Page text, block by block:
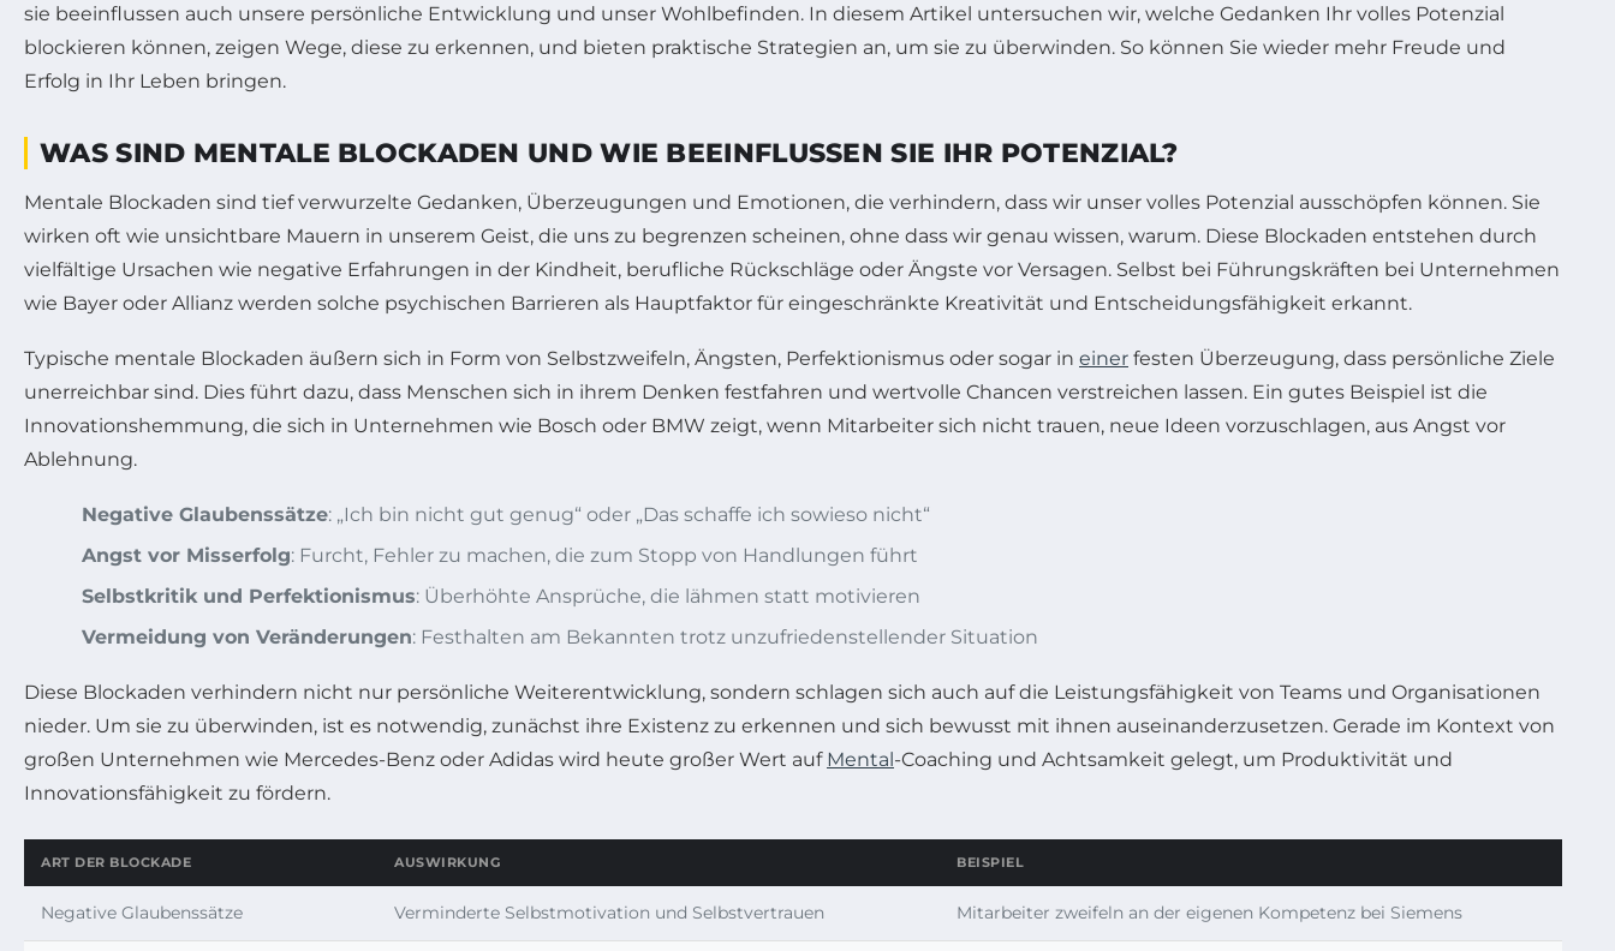
sie beeinflussen auch unsere persönliche Entwicklung und unser Wohlbefinden. In diesem Artikel untersuchen wir, welche Gedanken Ihr volles Potenzial
blockieren können, zeigen Wege, diese zu erkennen, und bieten praktische Strategien an, um sie zu überwinden. So können Sie wieder mehr Freude und
Erfolg in Ihr Leben bringen.
WAS SIND MENTALE BLOCKADEN UND WIE BEEINFLUSSEN SIE IHR POTENZIAL?
Mentale Blockaden sind tief verwurzelte Gedanken, Überzeugungen und Emotionen, die verhindern, dass wir unser volles Potenzial ausschöpfen können. Sie
wirken oft wie unsichtbare Mauern in unserem Geist, die uns zu begrenzen scheinen, ohne dass wir genau wissen, warum. Diese Blockaden entstehen durch
vielfältige Ursachen wie negative Erfahrungen in der Kindheit, berufliche Rückschläge oder Ängste vor Versagen. Selbst bei Führungskräften bei Unternehmen
wie Bayer oder Allianz werden solche psychischen Barrieren als Hauptfaktor für eingeschränkte Kreativität und Entscheidungsfähigkeit erkannt.
Typische mentale Blockaden äußern sich in Form von Selbstzweifeln, Ängsten, Perfektionismus oder sogar in einer festen Überzeugung, dass persönliche Ziele
unerreichbar sind. Dies führt dazu, dass Menschen sich in ihrem Denken festfahren und wertvolle Chancen verstreichen lassen. Ein gutes Beispiel ist die
Innovationshemmung, die sich in Unternehmen wie Bosch oder BMW zeigt, wenn Mitarbeiter sich nicht trauen, neue Ideen vorzuschlagen, aus Angst vor
Ablehnung.
Negative Glaubenssätze: „Ich bin nicht gut genug“ oder „Das schaffe ich sowieso nicht“
Angst vor Misserfolg: Furcht, Fehler zu machen, die zum Stopp von Handlungen führt
Selbstkritik und Perfektionismus: Überhöhte Ansprüche, die lähmen statt motivieren
Vermeidung von Veränderungen: Festhalten am Bekannten trotz unzufriedenstellender Situation
Diese Blockaden verhindern nicht nur persönliche Weiterentwicklung, sondern schlagen sich auch auf die Leistungsfähigkeit von Teams und Organisationen
nieder. Um sie zu überwinden, ist es notwendig, zunächst ihre Existenz zu erkennen und sich bewusst mit ihnen auseinanderzusetzen. Gerade im Kontext von
großen Unternehmen wie Mercedes-Benz oder Adidas wird heute großer Wert auf Mental-Coaching und Achtsamkeit gelegt, um Produktivität und
Innovationsfähigkeit zu fördern.
ART DER BLOCKADE AUSWIRKUNG BEISPIEL
Negative Glaubenssätze Verminderte Selbstmotivation und Selbstvertrauen Mitarbeiter zweifeln an der eigenen Kompetenz bei Siemens